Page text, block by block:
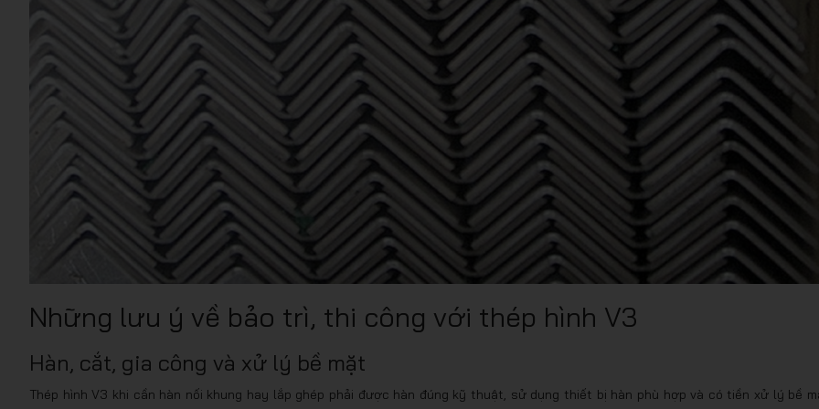
Những lưu ý về bảo trì, thi công với thép hình V3
Hàn, cắt, gia công và xử lý bề mặt
Thép hình V3 khi cần hàn nối khung hay lắp ghép phải được hàn đúng kỹ thuật, sử dụng thiết bị hàn phù hợp và có tiền xử lý bề